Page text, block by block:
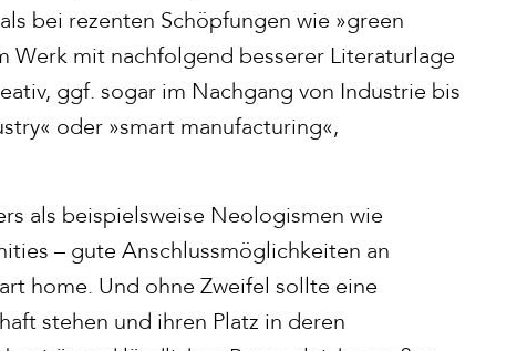
bei rezenten Schöpfungen wie »green
Werk mit nachfolgend besserer Literaturlage
ggf. sogar im Nachgang von Industrie bis
oder »smart manufacturing«,
als beispielsweise Neologismen wie
– gute Anschlussmöglichkeiten an
home. Und ohne Zweifel sollte eine
stehen und ihren Platz in deren